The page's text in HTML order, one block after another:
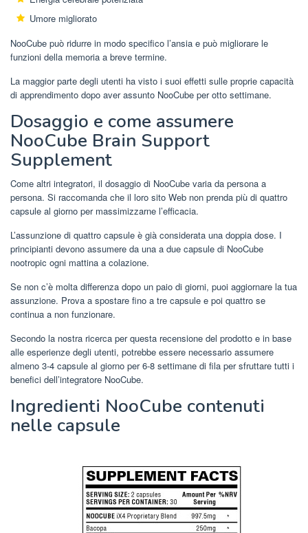
Umore migliorato
NooCube può ridurre in modo specifico l’ansia e può migliorare le
funzioni della memoria a breve termine.
La maggior parte degli utenti ha visto i suoi effetti sulle proprie capacità
di apprendimento dopo aver assunto NooCube per otto settimane.
Dosaggio e come assumere
NooCube Brain Support
Supplement
Come altri integratori, il dosaggio di NooCube varia da persona a
persona. Si raccomanda che il loro sito Web non prenda più di quattro
capsule al giorno per massimizzarne l’efficacia.
L’assunzione di quattro capsule è già considerata una doppia dose. I
principianti devono assumere da una a due capsule di NooCube
nootropic ogni mattina a colazione.
Se non c’è molta differenza dopo un paio di giorni, puoi aggiornare la tua
assunzione. Prova a spostare fino a tre capsule e poi quattro se
continua a non funzionare.
Secondo la nostra ricerca per questa recensione del prodotto e in base
alle esperienze degli utenti, potrebbe essere necessario assumere
almeno 3-4 capsule al giorno per 6-8 settimane di fila per sfruttare tutti i
benefici dell’integratore NooCube.
Ingredienti NooCube contenuti
nelle capsule